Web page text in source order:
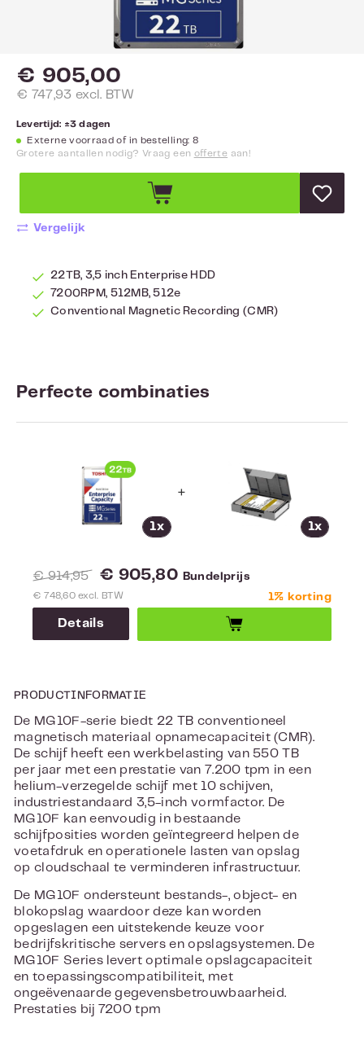
€ 905,00
€ 747,93 excl. BTW
Levertijd: ±3 dagen
Externe voorraad of in bestelling: 8
Grotere aantallen nodig? Vraag een offerte aan!
Vergelijk
22TB, 3,5 inch Enterprise HDD
7200RPM, 512MB, 512e
Conventional Magnetic Recording (CMR)
Perfecte combinaties
+
1x 1x
€ 914,95 € 905,80 Bundelprijs
€ 748,60 excl. BTW 1% korting
Details
PRODUCTINFORMATIE
De MG10F-serie biedt 22 TB conventioneel
magnetisch materiaal opnamecapaciteit (CMR).
De schijf heeft een werkbelasting van 550 TB
per jaar met een prestatie van 7.200 tpm in een
helium-verzegelde schijf met 10 schijven,
industriestandaard 3,5-inch vormfactor. De
MG10F kan eenvoudig in bestaande
schijfposities worden geïntegreerd helpen de
voetafdruk en operationele lasten van opslag
op cloudschaal te verminderen infrastructuur.
De MG10F ondersteunt bestands-, object- en
blokopslag waardoor deze kan worden
opgeslagen een uitstekende keuze voor
bedrijfskritische servers en opslagsystemen. De
MG10F Series levert optimale opslagcapaciteit
en toepassingscompatibiliteit, met
ongeëvenaarde gegevensbetrouwbaarheid.
Prestaties bij 7200 tpm